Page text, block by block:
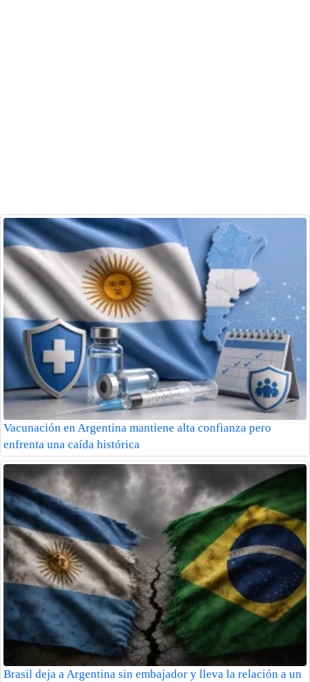
Vacunación en Argentina mantiene alta confianza pero
enfrenta una caída histórica
Brasil deja a Argentina sin embajador y lleva la relación a un